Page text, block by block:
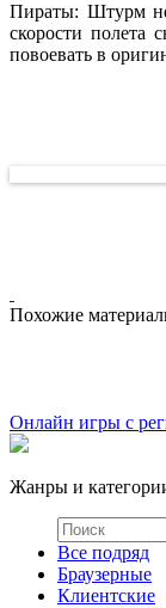
Пираты: Штурм
скорости полета
повоевать в
Похожие
Онлайн игры с
Жанры и
Все подряд
Браузерные
Клиентские